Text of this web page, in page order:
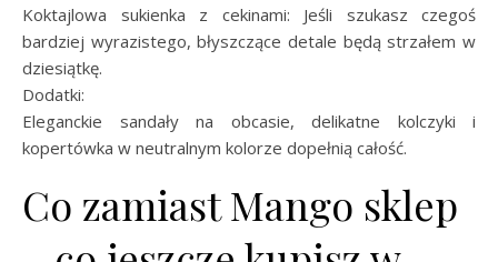
Koktajlowa sukienka z cekinami: Jeśli szukasz czegoś
bardziej wyrazistego, błyszczące detale będą strzałem w
dziesiątkę.
Dodatki:
Eleganckie sandały na obcasie, delikatne kolczyki i
kopertówka w neutralnym kolorze dopełnią całość.
Co zamiast Mango sklep